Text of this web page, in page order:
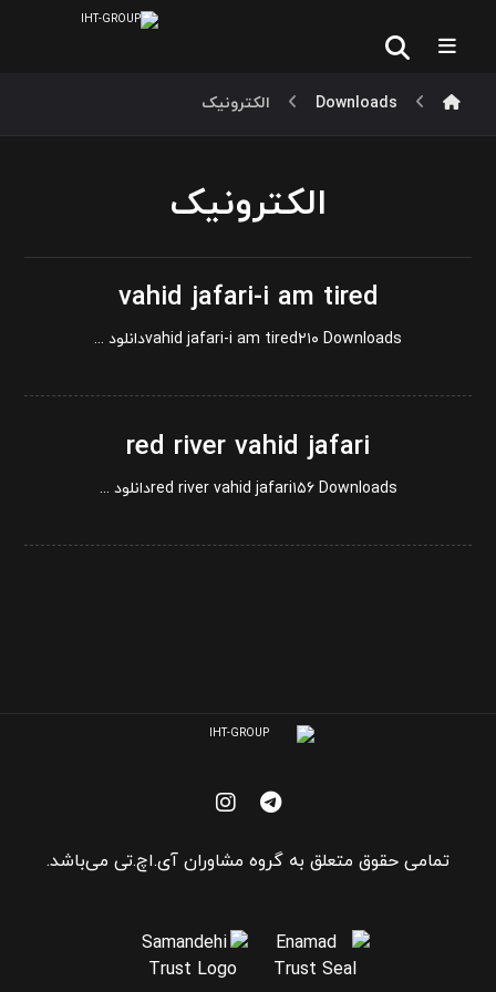
Downloads الکترونیک
الکترونیک
vahid jafari-i am tired
vahid jafari-i am tired۲۱۰ Downloadsدانلود ...
red river vahid jafari
red river vahid jafari۱۵۶ Downloadsدانلود ...
تمامی حقوق متعلق به گروه مشاوران آی.اچ.تی می‌باشد.